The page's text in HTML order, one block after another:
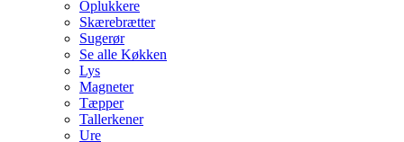
Oplukkere
Skærebrætter
Sugerør
Se alle Køkken
Lys
Magneter
Tæpper
Tallerkener
Ure